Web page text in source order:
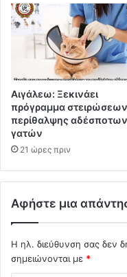
Αιγάλεω: Ξεκινάει
πρόγραμμα στειρώσεων
περίθαλψης αδέσποτων
γατών
21 ώρες πριν
Αφήστε μια
Η ηλ. διεύθυνση σας δεν
σημειώνονται με *